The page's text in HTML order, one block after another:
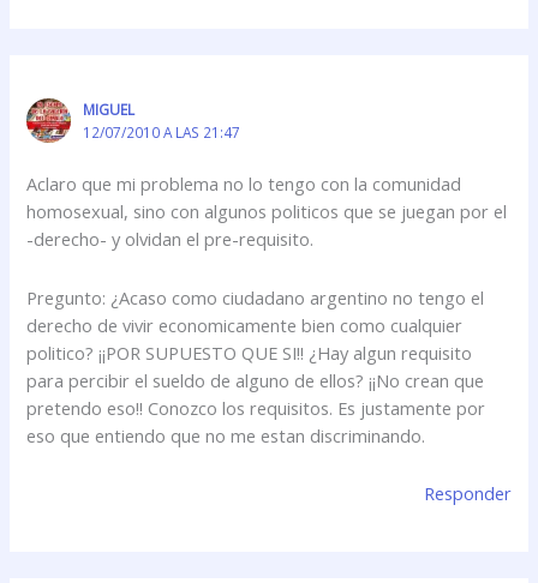
MIGUEL
12/07/2010 A LAS 21:47
Aclaro que mi problema no lo tengo con la comunidad
homosexual, sino con algunos politicos que se juegan por el
-derecho- y olvidan el pre-requisito.
Pregunto: ¿Acaso como ciudadano argentino no tengo el
derecho de vivir economicamente bien como cualquier
politico? ¡¡POR SUPUESTO QUE SI!! ¿Hay algun requisito
para percibir el sueldo de alguno de ellos? ¡¡No crean que
pretendo eso!! Conozco los requisitos. Es justamente por
eso que entiendo que no me estan discriminando.
Responder